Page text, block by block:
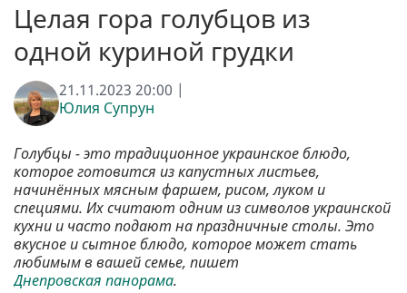
Целая гора голубцов из
одной куриной грудки
21.11.2023 20:00 |
Юлия Супрун
Голубцы - это традиционное украинское блюдо,
которое готовится из капустных листьев,
начинённых мясным фаршем, рисом, луком и
специями. Их считают одним из символов украинской
кухни и часто подают на праздничные столы. Это
вкусное и сытное блюдо, которое может стать
любимым в вашей семье, пишет
Днепровская панорама.